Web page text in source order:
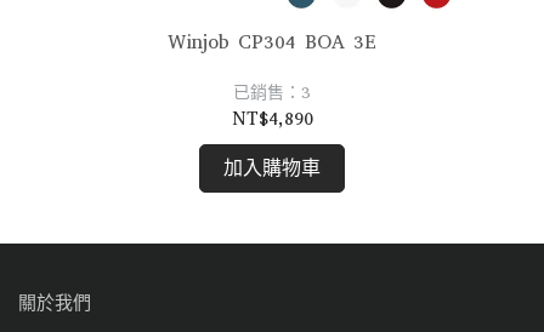
Winjob CP304 BOA 3E
已銷售：3
NT$4,890
加入購物車
關於我們